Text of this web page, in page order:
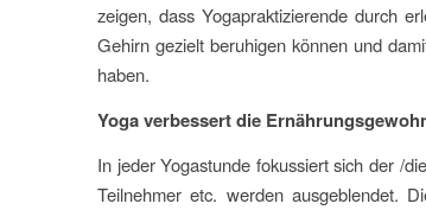
zeigen, dass Yogapraktizierende durch
Gehirn gezielt beruhigen können und
haben.
Yoga verbessert die
In jeder Yogastunde fokussiert sich der /
Teilnehmer etc. werden ausgeblendet.